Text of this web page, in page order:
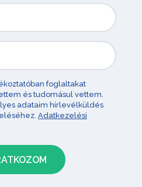
foglaltakat
és tudomásul vettem.
adataim hírlevélküldés
Adatkezelési